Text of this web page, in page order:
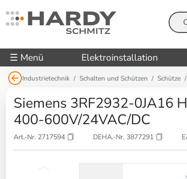
☰ Menü Elektroinstallation
Industrietechnik Schalten und Schützen Schütze
Siemens 3RF2932-0JA16
400-600V/24VAC/DC
Art.-Nr. 2717594 DEHA.-Nr. 3877291